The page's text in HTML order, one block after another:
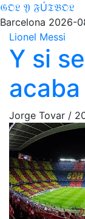
𝔊𝔒𝔏 𝔜 𝔉Ú𝔗𝔅𝔒𝔏
Barcelona 2026-
Lionel Messi
Y si
Jorge Tovar /